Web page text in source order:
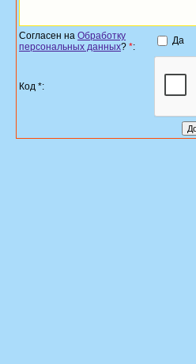
Согласен на Обработку
персональных данных? *:
Да
Код *: